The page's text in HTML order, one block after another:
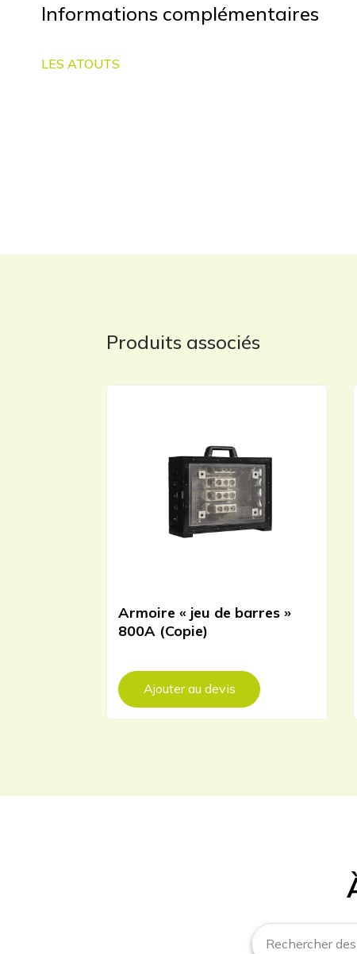
Informations complémentaires
LES ATOUTS
Produits associés
Armoire « jeu de barres »
800A (Copie)
Ajouter au devis